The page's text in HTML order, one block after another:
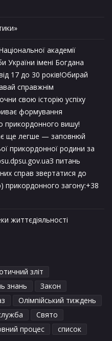
академії
України імені Богдана
17 до 30 років!Обирай
справжнім
свою історію успіху
формування
прикордонного вишу!
ще легше — заповнюй
прикордонної родини за
питань
справ звертатися до
прикордонного загону:+38
життєдіяльності
зліт
знань
Закон
Олімпійський тиждень
Свято
процес список